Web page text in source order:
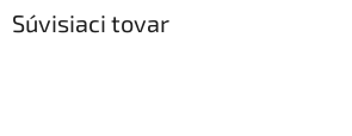
Súvisiaci tovar